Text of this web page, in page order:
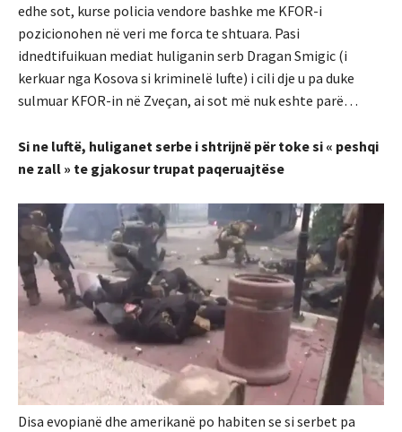
edhe sot, kurse policia vendore bashke me KFOR-i
pozicionohen në veri me forca te shtuara. Pasi
idnedtifuikuan mediat huliganin serb Dragan Smigic (i
kerkuar nga Kosova si kriminelë lufte) i cili dje u pa duke
sulmuar KFOR-in në Zveçan, ai sot më nuk eshte parë…
Si ne luftë, huliganet serbe i shtrijnë për toke si « peshqi
ne zall » te gjakosur trupat paqeruajtëse
Disa evopianë dhe amerikanë po habiten se si serbet pa